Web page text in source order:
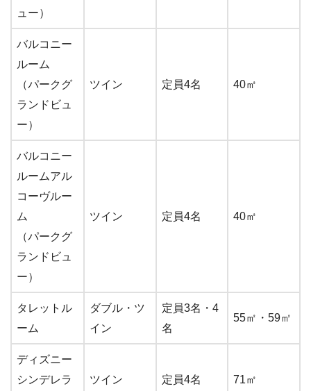
ュー）
バルコニー
ルーム
（パークグ
ランドビュ
ー）
ツイン 定員4名 40㎡
バルコニー
ルームアル
コーヴルー
ム
（パークグ
ランドビュ
ー）
ツイン 定員4名 40㎡
タレットル
ーム
ダブル・ツ
イン
定員3名・4
名
55㎡・59㎡
ディズニー
シンデレラ
ツイン 定員4名 71㎡